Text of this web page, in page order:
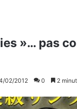
»… pas
02/2012 0 2